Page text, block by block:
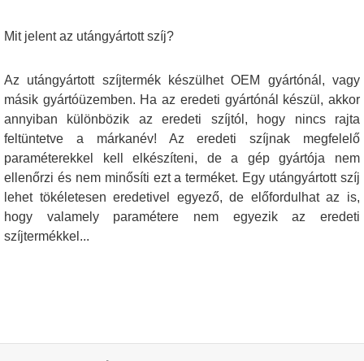
Mit jelent az utángyártott szíj?
Az utángyártott szíjtermék készülhet OEM gyártónál, vagy
másik gyártóüzemben. Ha az eredeti gyártónál készül, akkor
annyiban különbözik az eredeti szíjtól, hogy nincs rajta
feltüntetve a márkanév! Az eredeti szíjnak megfelelő
paraméterekkel kell elkészíteni, de a gép gyártója nem
ellenőrzi és nem minősíti ezt a terméket. Egy utángyártott szíj
lehet tökéletesen eredetivel egyező, de előfordulhat az is,
hogy valamely paramétere nem egyezik az eredeti
szíjtermékkel...